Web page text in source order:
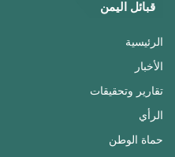
قبائل اليمن
الرئيسية
الأخبار
تقارير وتحقيقات
الرأي
حماة الوطن